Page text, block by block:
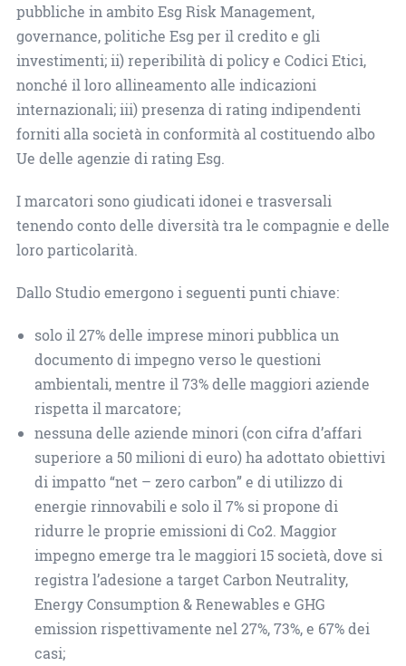
pubbliche in ambito Esg Risk Management,
governance, politiche Esg per il credito e gli
investimenti; ii) reperibilità di policy e Codici Etici,
nonché il loro allineamento alle indicazioni
internazionali; iii) presenza di rating indipendenti
forniti alla società in conformità al costituendo albo
Ue delle agenzie di rating Esg.
I marcatori sono giudicati idonei e trasversali
tenendo conto delle diversità tra le compagnie e delle
loro particolarità.
Dallo Studio emergono i seguenti punti chiave:
solo il 27% delle imprese minori pubblica un
documento di impegno verso le questioni
ambientali, mentre il 73% delle maggiori aziende
rispetta il marcatore;
nessuna delle aziende minori (con cifra d’affari
superiore a 50 milioni di euro) ha adottato obiettivi
di impatto “net – zero carbon” e di utilizzo di
energie rinnovabili e solo il 7% si propone di
ridurre le proprie emissioni di Co2. Maggior
impegno emerge tra le maggiori 15 società, dove si
registra l’adesione a target Carbon Neutrality,
Energy Consumption & Renewables e GHG
emission rispettivamente nel 27%, 73%, e 67% dei
casi;